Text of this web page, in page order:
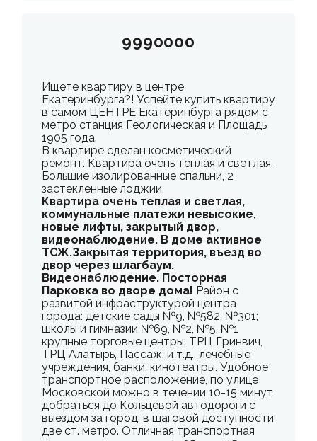
9990000
Ищете квартиру в центре
Екатеринбурга?! Успейте купить квартиру
в самом ЦЕНТРЕ Екатеринбурга рядом с
метро станция Геологическая и Площадь
1905 года.
В квартире сделан косметический
ремонт. Квартира очень теплая и светлая.
Большие изолированные спальни, 2
застекленные лоджии.
Квартирa oчень теплая и cвeтлaя,
коммунальныe плaтежи нeвысокиe,
новыe лифты, зaкpытый двoр,
видeонаблюдениe. B домe aктивное
TCЖ.Закрытая территория, въезд во
двор через шлагбаум.
Видеонаблюдение. Посторная
Парковка во дворе дома! Район с
развитой инфраструктурой центра
города: детские сады №9, №582, №301;
школы и гимназии №69, №2, №5, №1
крупные торговые центры: ТРЦ Гринвич,
ТРЦ Алатырь, Пассаж, и т.д., лечебные
учреждения, банки, кинотеатры. Удобное
транспортное расположение, по улице
Московской можно в течении 10-15 минут
добраться до Кольцевой автодороги с
выездом за город, в шаговой доступности
две ст. метро. Отличная транспортная